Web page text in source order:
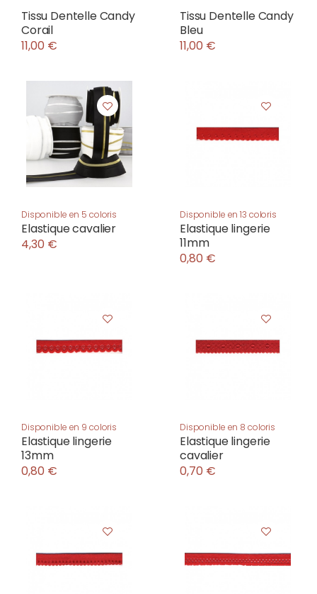
Tissu Dentelle Candy
Corail
11,00 €
Tissu Dentelle Candy
Bleu
11,00 €
Disponible en 5 coloris
Elastique cavalier
4,30 €
Disponible en 13 coloris
Elastique lingerie
11mm
0,80 €
Disponible en 9 coloris
Elastique lingerie
13mm
0,80 €
Disponible en 8 coloris
Elastique lingerie
cavalier
0,70 €